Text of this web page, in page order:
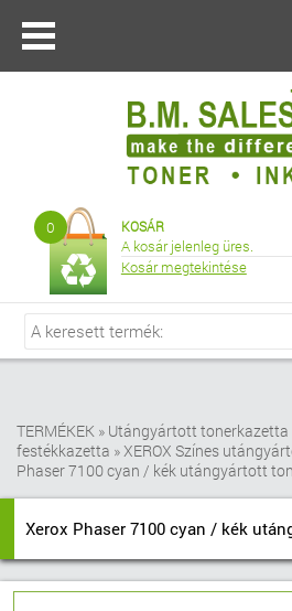
0 KOSÁR
A kosár jelenleg üres.
Kosár megtekintése
TERMÉKEK » Utángyártott tonerkazetta
festékkazetta »XEROX Színes
Phaser 7100 cyan / kék utángyártott
Xerox Phaser 7100 cyan / kék